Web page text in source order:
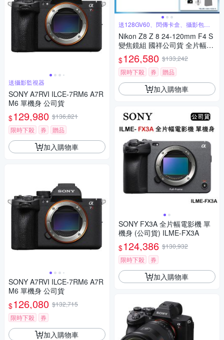
送攝影監視器
SONY A7RVI ILCE-7RM6 A7R
M6 單機身 公司貨
$129,980 $136,821
限時下殺
券 贈品
加入購物車
SONY A7RVI ILCE-7RM6 A7R
M6 單機身 公司貨
$126,080 $132,715
限時下殺
券
加入購物車
送128GV60、閃傳卡盒、攝影包等
好禮
Nikon Z8 Z 8 24-120mm F4 S
變焦鏡組 國祥公司貨 全片幅無
反光鏡相機
$126,580 $133,242
限時下殺
券 贈品
加入購物車
SONY FX3A 全片幅電影機 單
機身 (公司貨) ILME-FX3A
$124,386 $130,932
限時下殺
券
加入購物車